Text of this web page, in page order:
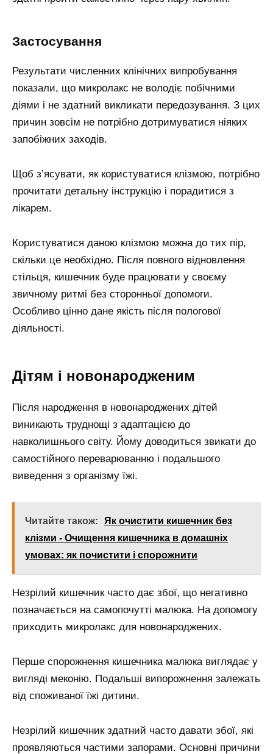
Застосування
Результати численних клінічних випробування
показали, що микролакс не володіє побічними
діями і не здатний викликати передозування. З цих
причин зовсім не потрібно дотримуватися ніяких
запобіжних заходів.
Щоб з’ясувати, як користуватися клізмою, потрібно
прочитати детальну інструкцію і порадитися з
лікарем.
Користуватися даною клізмою можна до тих пір,
скільки це необхідно. Після повного відновлення
стільця, кишечник буде працювати у своєму
звичному ритмі без сторонньої допомоги.
Особливо цінно дане якість після пологової
діяльності.
Дітям і новонародженим
Після народження в новонароджених дітей
виникають труднощі з адаптацією до
навколишнього світу. Йому доводиться звикати до
самостійного переварюванню і подальшого
виведення з організму їжі.
Читайте також:
Як очистити кишечник без
клізми - Очищення кишечника в домашніх
умовах: як почистити і спорожнити
Незрілий кишечник часто дає збої, що негативно
позначається на самопочутті малюка. На допомогу
приходить микролакс для новонароджених.
Перше спорожнення кишечника малюка виглядає у
вигляді меконію. Подальші випорожнення залежать
від споживаної їжі дитини.
Незрілий кишечник здатний часто давати збої, які
проявляються частими запорами. Основні причини